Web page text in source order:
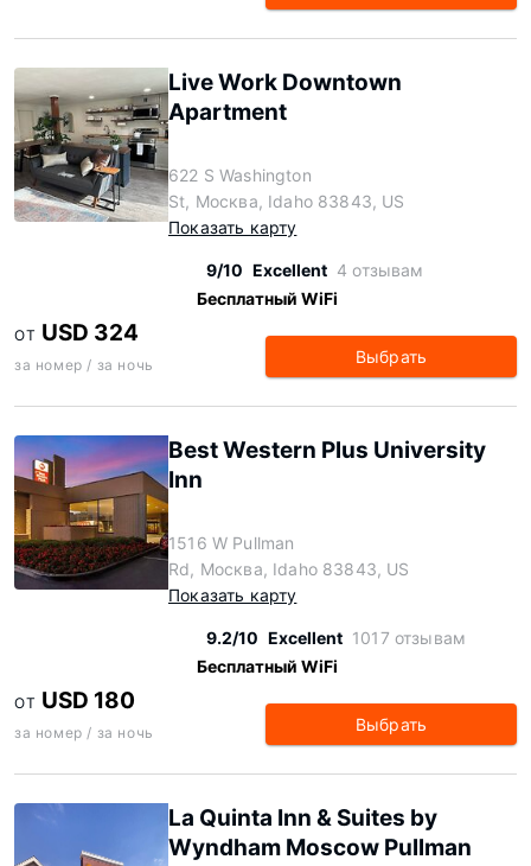
Live Work Downtown
Apartment
622 S Washington
St, Москва, Idaho 83843, US
Показать карту
9/10 Excellent 4 отзывам
Бесплатный WiFi
ОТ USD 324
за номер / за ночь Выбрать
Best Western Plus University
Inn
1516 W Pullman
Rd, Москва, Idaho 83843, US
Показать карту
9.2/10 Excellent 1017 отзывам
Бесплатный WiFi
ОТ USD 180
за номер / за ночь Выбрать
La Quinta Inn & Suites by
Wyndham Moscow Pullman